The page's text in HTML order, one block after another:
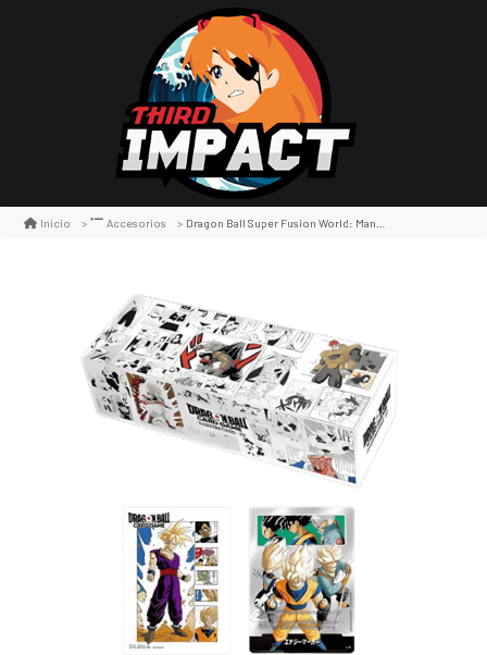
Inicio Accesorios Dragon Ball Super Fusion World: Manga Accessory Set 02